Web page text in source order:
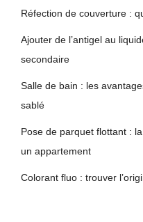
Réfection de couverture :
Ajouter de l’antigel au
secondaire
Salle de bain : les
sablé
Pose de parquet flottant :
un appartement
Colorant fluo : trouver